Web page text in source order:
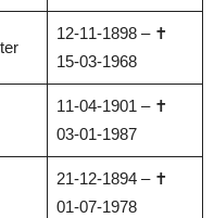
12-11-1898 – ✝
15-03-1968
11-04-1901 – ✝
03-01-1987
21-12-1894 – ✝
01-07-1978